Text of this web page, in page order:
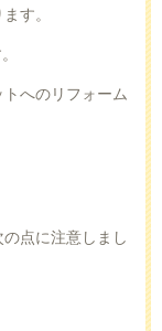
す。
へのリフォーム
点に注意しまし